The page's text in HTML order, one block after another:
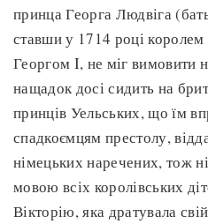
принца Георга Людвіга
ставши у 1714 році
Георгом I, не міг вимовити
нащадок досі сидить на
принців Уельських, що їм
спадкоємцям престолу,
німецьких наречених, тож
мовою всіх королівських
Вікторію, яка дратувала